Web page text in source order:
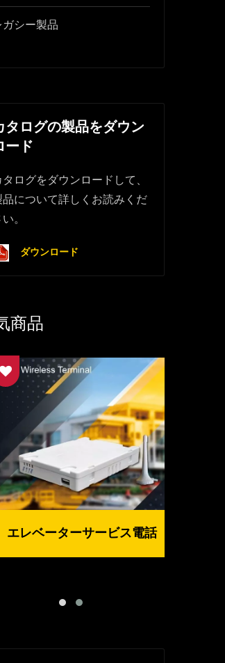
ガシー製品
タログの製品をダウン
ード
タログをダウンロードして、
品について詳しくお読みくだ
い。
ダウンロード
商品
エレベーターサービス電話